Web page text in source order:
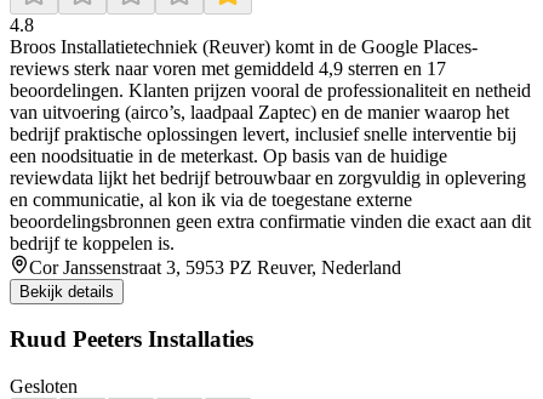
4.8
Broos Installatietechniek (Reuver) komt in de Google Places-
reviews sterk naar voren met gemiddeld 4,9 sterren en 17
beoordelingen. Klanten prijzen vooral de professionaliteit en netheid
van uitvoering (airco’s, laadpaal Zaptec) en de manier waarop het
bedrijf praktische oplossingen levert, inclusief snelle interventie bij
een noodsituatie in de meterkast. Op basis van de huidige
reviewdata lijkt het bedrijf betrouwbaar en zorgvuldig in oplevering
en communicatie, al kon ik via de toegestane externe
beoordelingsbronnen geen extra confirmatie vinden die exact aan dit
bedrijf te koppelen is.
Cor Janssenstraat 3, 5953 PZ Reuver, Nederland
Bekijk details
Ruud Peeters Installaties
Gesloten